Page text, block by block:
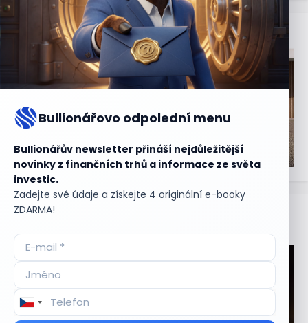
Bullionářovo odpolední menu
Bullionářův newsletter přináší nejdůležitější
novinky z finančních trhů a informace ze světa
investic.
Zadejte své údaje a získejte 4 originální e-booky
ZDARMA!Aktuální